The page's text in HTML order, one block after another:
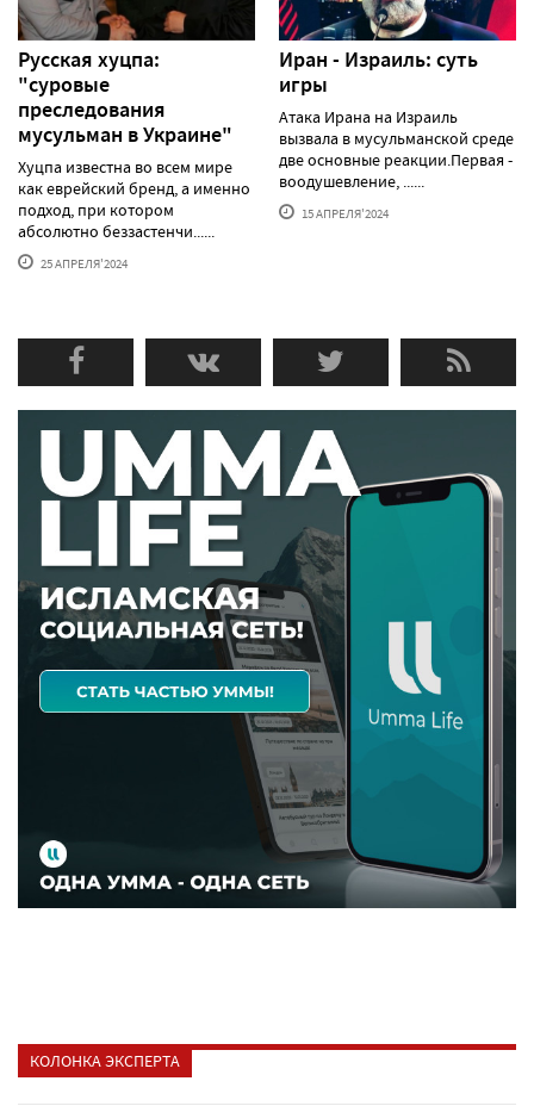
Русская хуцпа:
"суровые
преследования
мусульман в Украине"
Хуцпа известна во всем мире
как еврейский бренд, а именно
подход, при котором
абсолютно беззастенчи......
25 АПРЕЛЯ'2024
Иран - Израиль: суть
игры
Атака Ирана на Израиль
вызвала в мусульманской среде
две основные реакции.Первая -
воодушевление, ......
15 АПРЕЛЯ'2024
КОЛОНКА ЭКСПЕРТА